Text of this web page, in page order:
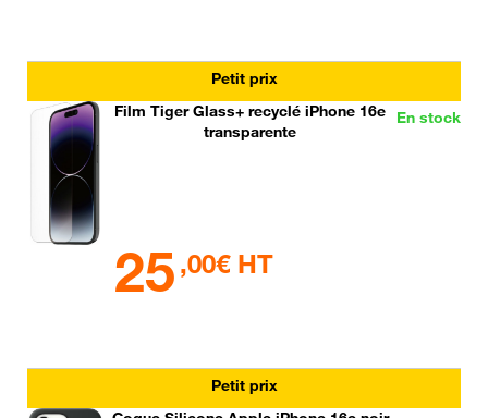
Petit prix
En stock
Film Tiger Glass+ recyclé iPhone 16e
transparente
25 ,00€ HT
Petit prix